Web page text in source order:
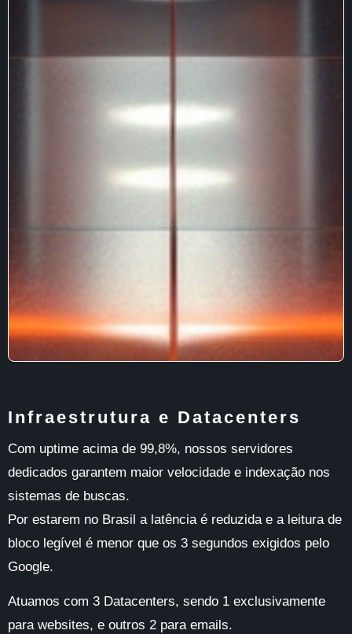
Infraestrutura e Datacenters
Com uptime acima de 99,8%, nossos servidores
dedicados garantem maior velocidade e indexação nos
sistemas de buscas.
Por estarem no Brasil a latência é reduzida e a leitura de
bloco legível é menor que os 3 segundos exigidos pelo
Google.
Atuamos com 3 Datacenters, sendo 1 exclusivamente
para websites, e outros 2 para emails.